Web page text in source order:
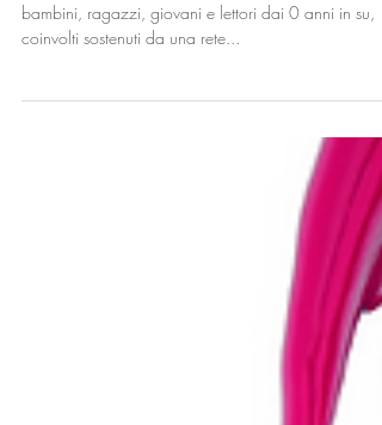
bambini, ragazzi, giovani e lettori dai 0 anni in su,
coinvolti sostenuti da una rete...